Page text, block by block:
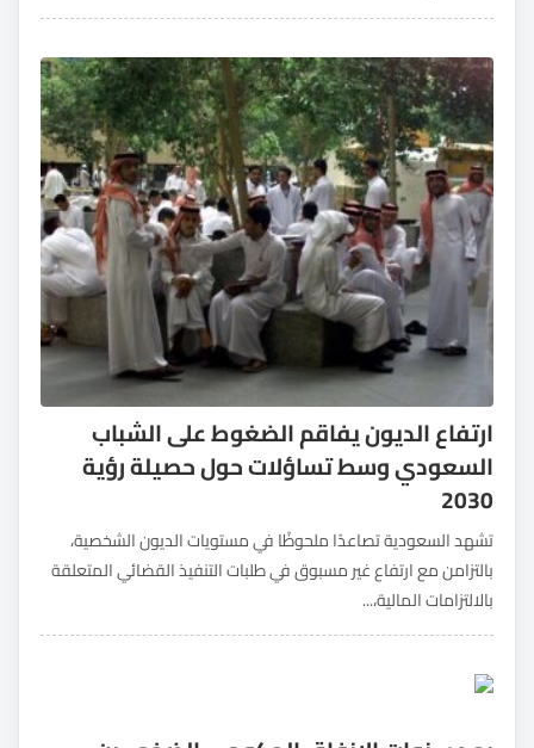
ارتفاع الديون يفاقم الضغوط على الشباب
السعودي وسط تساؤلات حول حصيلة رؤية
2030
تشهد السعودية تصاعدًا ملحوظًا في مستويات الديون الشخصية،
بالتزامن مع ارتفاع غير مسبوق في طلبات التنفيذ القضائي المتعلقة
بالالتزامات المالية،...